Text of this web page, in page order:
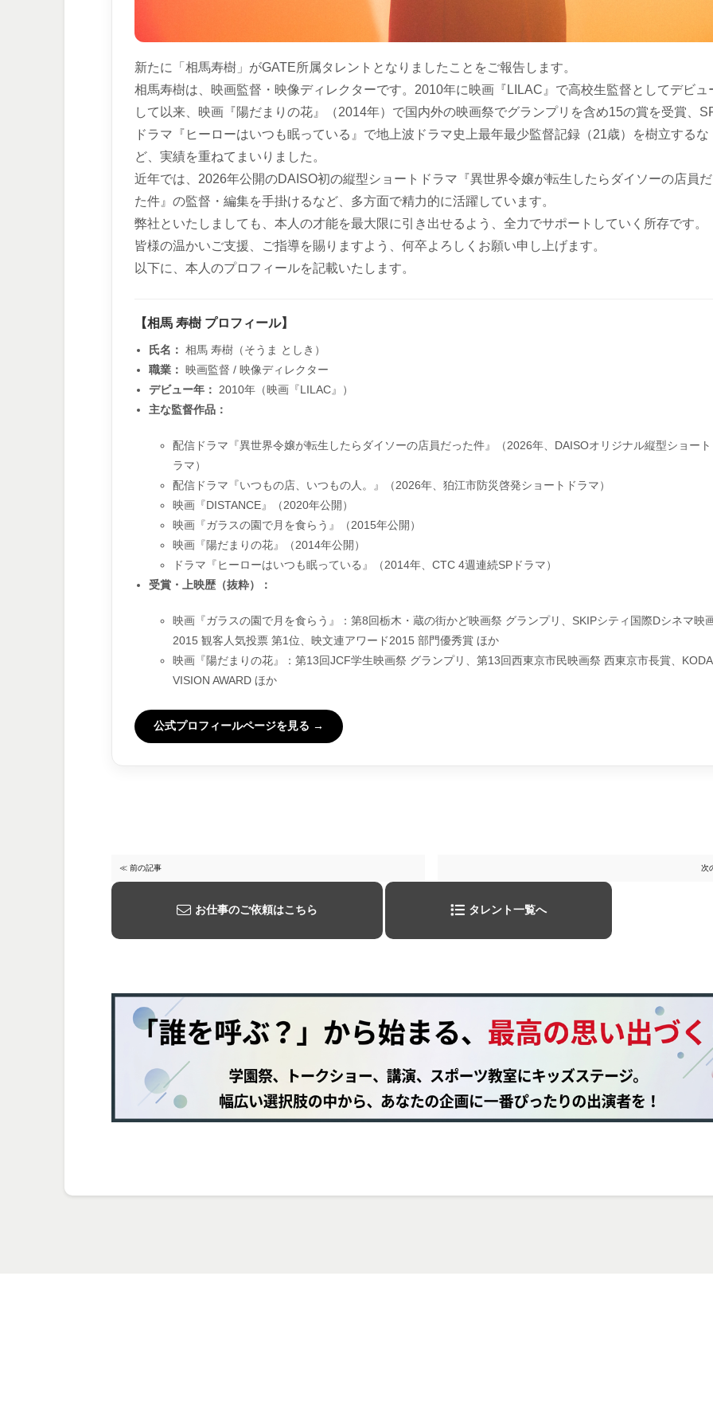
新たに「相馬寿樹」がGATE所属タレントとなりましたことをご報告します。
相馬寿樹は、映画監督・映像ディレクターです。2010年に映画『LILAC』で高校生監督としてデビュ
して以来、映画『陽だまりの花』（2014年）で国内外の映画祭でグランプリを含め15の賞を受賞、
ドラマ『ヒーローはいつも眠っている』で地上波ドラマ史上最年最少監督記録（21歳）を樹立するな
ど、実績を重ねてまいりました。
近年では、2026年公開のDAISO初の縦型ショートドラマ『異世界令嬢が転生したらダイソーの店員だ
た件』の監督・編集を手掛けるなど、多方面で精力的に活躍しています。
弊社といたしましても、本人の才能を最大限に引き出せるよう、全力でサポートしていく所存です。
皆様の温かいご支援、ご指導を賜りますよう、何卒よろしくお願い申し上げます。
以下に、本人のプロフィールを記載いたします。
【相馬 寿樹 プロフィール】
氏名： 相馬 寿樹（そうま としき）
職業： 映画監督 / 映像ディレクター
デビュー年：
2010年（映画『LILAC』）
主な監督作品：
配信ドラマ『異世界令嬢が転生したらダイソーの店員だった件』（2026年、DAISOオリジナル縦型ショート
ラマ）
配信ドラマ『いつもの店、いつもの人。』（2026年、狛江市防災啓発ショートドラマ）
映画『DISTANCE』（2020年公開）
映画『ガラスの園で月を食らう』（2015年公開）
映画『陽だまりの花』（2014年公開）
ドラマ『ヒーローはいつも眠っている』（2014年、CTC 4週連続SPドラマ）
受賞・上映歴（抜粋）：
映画『ガラスの園で月を食らう』：第8回栃木・蔵の街かど映画祭 グランプリ、SKIPシティ国際Dシネマ映
2015 観客人気投票 第1位、映文連アワード2015 部門優秀賞 ほか
映画『陽だまりの花』：第13回JCF学生映画祭 グランプリ、第13回西東京市民映画祭 西東京市長賞、
VISION AWARD ほか
公式プロフィールページを見る →
≪ 前の記事 次
お仕事のご依頼はこちら タレント一覧へ